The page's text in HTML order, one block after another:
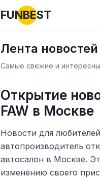
FUNBEST
Лента
Самые свежие и
Открытие
FAW в Москве
Новости для
автопроизводитель
автосалон в Москве.
изменению своего